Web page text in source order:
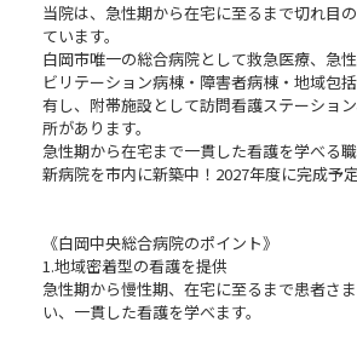
当院は、急性期から在宅に至るまで切れ目
ています。
白岡市唯一の総合病院として救急医療、急
ビリテーション病棟・障害者病棟・地域包
有し、附帯施設として訪問看護ステーショ
所があります。
急性期から在宅まで一貫した看護を学べる職
新病院を市内に新築中！2027年度に完成予定
《白岡中央総合病院のポイント》
1.地域密着型の看護を提供
急性期から慢性期、在宅に至るまで患者さ
い、一貫した看護を学べます。